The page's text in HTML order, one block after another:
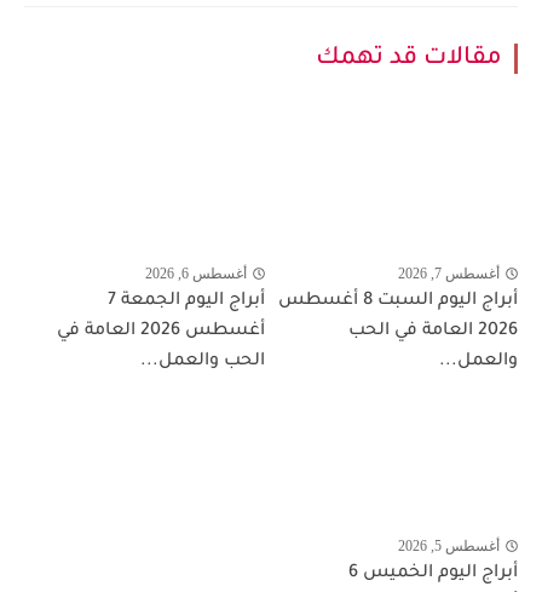
مقالات قد تهمك
أغسطس 7, 2026
أبراج اليوم السبت 8 أغسطس
2026 العامة في الحب
والعمل...
أغسطس 6, 2026
أبراج اليوم الجمعة 7
أغسطس 2026 العامة في
الحب والعمل...
أغسطس 5, 2026
أبراج اليوم الخميس 6